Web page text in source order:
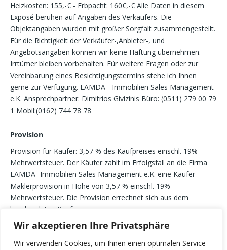
Wir akzeptieren Ihre Privatsphäre
Wir verwenden Cookies, um Ihnen einen optimalen Service
Heizkosten: 155,-€ - Erbpacht: 160€,-€ Alle Daten in diesem
Exposé beruhen auf Angaben des Verkäufers. Die
Objektangaben wurden mit großer Sorgfalt zusammengestellt.
Für die Richtigkeit der Verkäufer-,Anbieter-, und
Angebotsangaben können wir keine Haftung übernehmen.
Irrtümer bleiben vorbehalten. Für weitere Fragen oder zur
Vereinbarung eines Besichtigungstermins stehe ich Ihnen
gerne zur Verfügung. LAMDA - Immobilien Sales Management
e.K. Ansprechpartner: Dimitrios Givizinis Büro: (0511) 279 00 79
1 Mobil:(0162) 744 78 78
Provision
Provision für Käufer: 3,57 % des Kaufpreises einschl. 19%
Mehrwertsteuer. Der Käufer zahlt im Erfolgsfall an die Firma
LAMDA -Immobilien Sales Management e.K. eine Käufer-
Maklerprovision in Höhe von 3,57 % einschl. 19%
Mehrwertsteuer. Die Provision errechnet sich aus dem
beurkundeten Kaufpreis.
Gebäudedetails